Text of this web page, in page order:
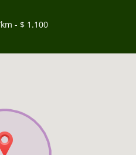
- $ 1.100